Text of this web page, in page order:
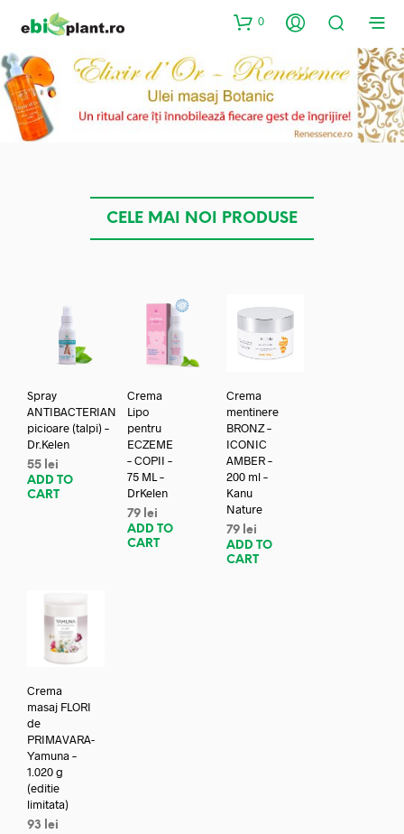
0
CELE MAI NOI PRODUSE
Spray
ANTIBACTERIAN
picioare (talpi) –
Dr.Kelen
55 lei
ADD TO
CART
Crema
Lipo
pentru
ECZEME
– COPII –
75 ML –
DrKelen
79 lei
ADD TO
CART
Crema
mentinere
BRONZ –
ICONIC
AMBER –
200 ml –
Kanu
Nature
79 lei
ADD TO
CART
Crema
masaj FLORI
de
PRIMAVARA-
Yamuna –
1.020 g
(editie
limitata)
93
lei